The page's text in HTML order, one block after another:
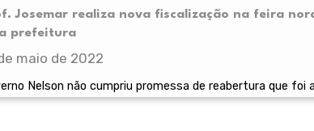
Josemar realiza nova fiscalização na feira
prefeitura
maio de 2022
Nelson não cumpriu promessa de reabertura que foi